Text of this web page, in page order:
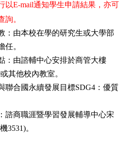
以E-mail通知學生申請結果，亦可
詢。
：由本校在學的研究生或大學部
任。
：由諮輔中心安排於商管大樓
或其他校內教室。
聯合國永續發展目標SDG4 ：優質
諮商職涯暨學習發展輔導中心宋
3531)。